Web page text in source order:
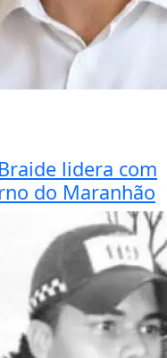
lidera com
do Maranhão